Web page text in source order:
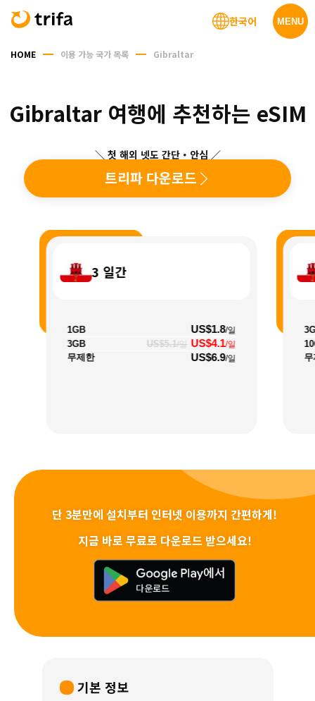
MENU
한국어
HOME 이용 가능 국가 목록 Gibraltar
Gibraltar 여행에 추천하는 eSIM
＼ 첫 해외 넷도 간단・안심 ／
트리파 다운로드
3 일간
1GB US$1.8/일
3GB US$5.1/일 US$4.1/일
무제한 US$6.9/일
단 3분만에 설치부터 인터넷 이용까지 간편하게!
지금 바로 무료로 다운로드 받으세요!
기본 정보